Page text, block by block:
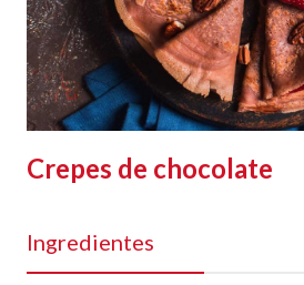
Crepes de chocolate
Ingredientes